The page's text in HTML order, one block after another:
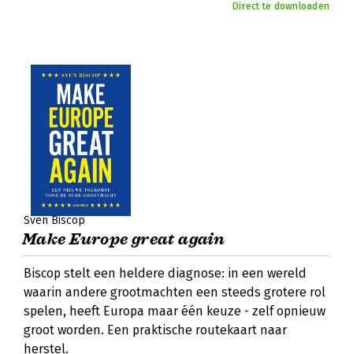
Direct te downloaden
Sven Biscop
Make Europe great again
Biscop stelt een heldere diagnose: in een wereld
waarin andere grootmachten een steeds grotere rol
spelen, heeft Europa maar één keuze - zelf opnieuw
groot worden. Een praktische routekaart naar
herstel.